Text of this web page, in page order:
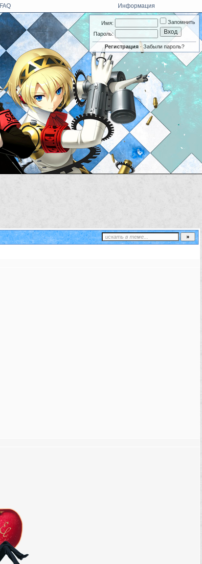
Имя:
Пароль:
Запомнить
Регистрация·Забыли пароль?
FAQ Информация